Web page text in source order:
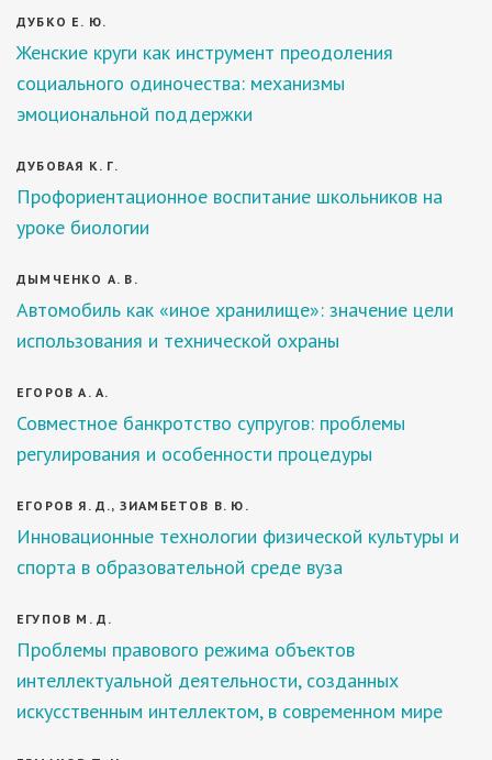
ДУБКО Е. Ю.
Женские круги как инструмент преодоления
социального одиночества: механизмы
эмоциональной поддержки
ДУБОВАЯ К. Г.
Профориентационное воспитание школьников на
уроке биологии
ДЫМЧЕНКО А. В.
Автомобиль как «иное хранилище»: значение цели
использования и технической охраны
ЕГОРОВ А. А.
Совместное банкротство супругов: проблемы
регулирования и особенности процедуры
ЕГОРОВ Я. Д., ЗИАМБЕТОВ В. Ю.
Инновационные технологии физической культуры и
спорта в образовательной среде вуза
ЕГУПОВ М. Д.
Проблемы правового режима объектов
интеллектуальной деятельности, созданных
искусственным интеллектом, в современном мире